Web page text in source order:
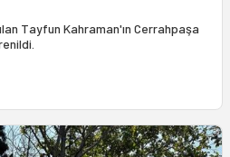
Tayfun Kahraman'ın Cerrahpaşa